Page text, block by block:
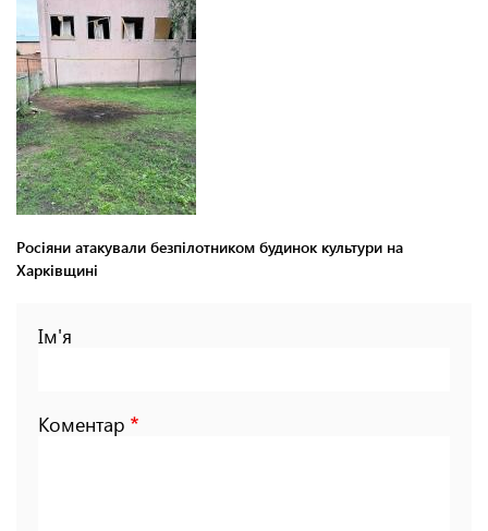
Росіяни атакували безпілотником будинок культури на
Харківщині
Ім'я
Коментар